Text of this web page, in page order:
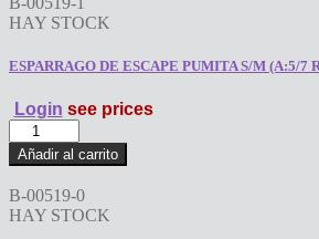
HAY STOCK
ESPARRAGO DE ESCAPE PUMITA S/M (A:5/7
Login see prices
ESPARRAGO
DE
ESCAPE
PUMITA
S/M
(A:5/7
Añadir al carrito
B-00519-0
HAY STOCK